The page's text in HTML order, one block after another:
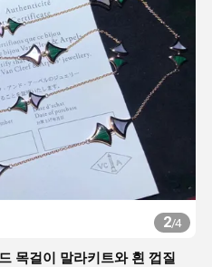
2/4
목걸이 말라키트와 흰 껍질